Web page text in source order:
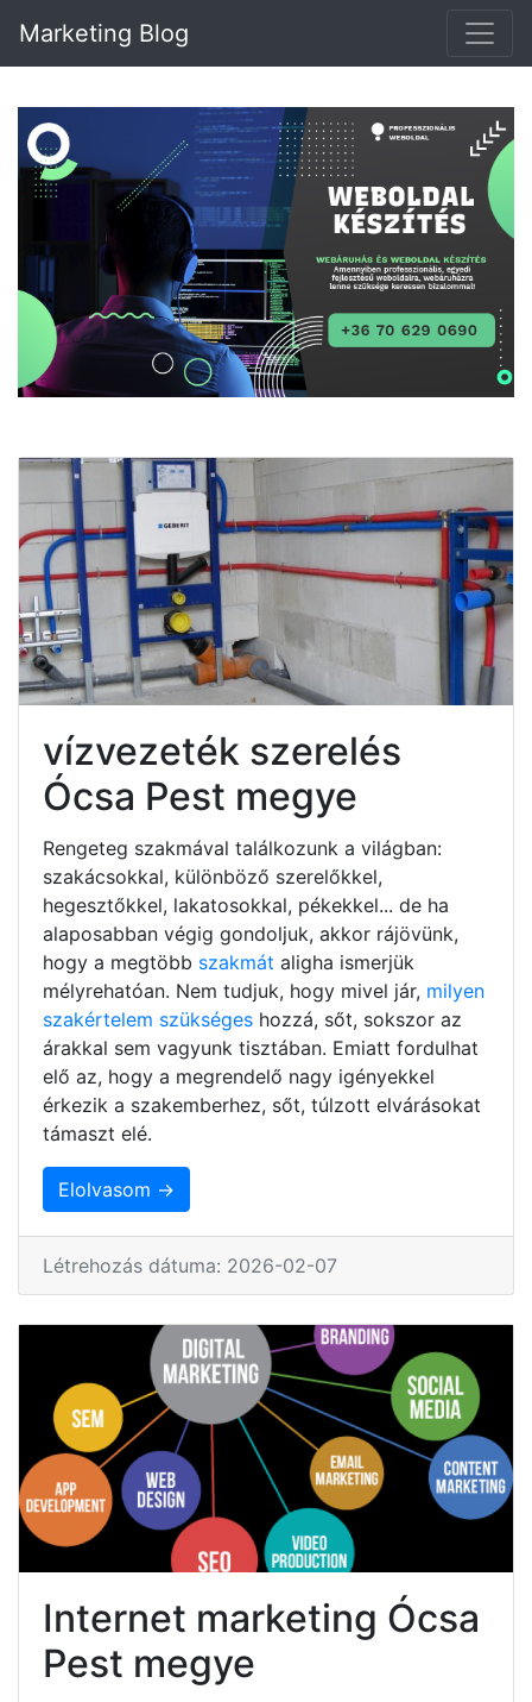
Marketing Blog
vízvezeték szerelés
Ócsa Pest megye
Rengeteg szakmával találkozunk a világban:
szakácsokkal, különböző szerelőkkel,
hegesztőkkel, lakatosokkal, pékekkel... de ha
alaposabban végig gondoljuk, akkor rájövünk,
hogy a megtöbb szakmát aligha ismerjük
mélyrehatóan. Nem tudjuk, hogy mivel jár, milyen
szakértelem szükséges hozzá, sőt, sokszor az
árakkal sem vagyunk tisztában. Emiatt fordulhat
elő az, hogy a megrendelő nagy igényekkel
érkezik a szakemberhez, sőt, túlzott elvárásokat
támaszt elé.
Elolvasom →
Létrehozás dátuma: 2026-02-07
Internet marketing Ócsa
Pest megye